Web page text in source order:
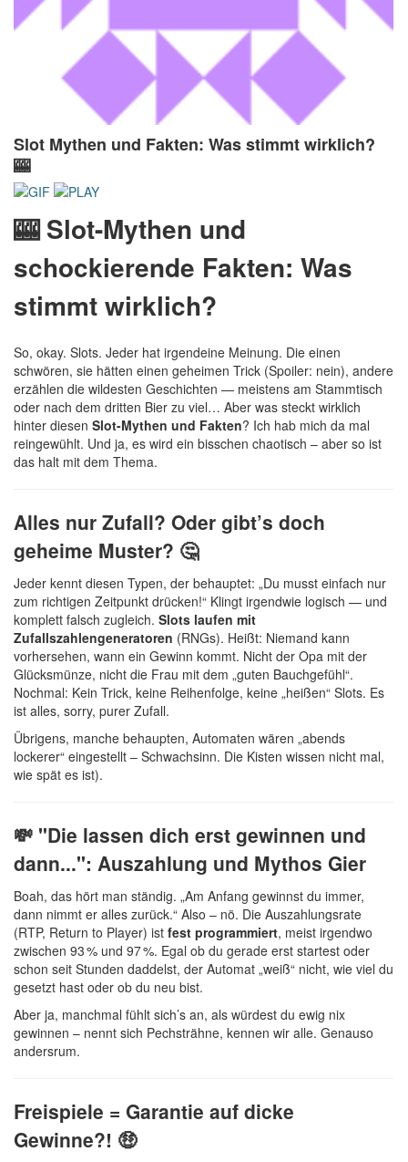
Slot Mythen und Fakten: Was stimmt wirklich?
🎰
🎰 Slot-Mythen und
schockierende Fakten: Was
stimmt wirklich?
So, okay. Slots. Jeder hat irgendeine Meinung. Die einen
schwören, sie hätten einen geheimen Trick (Spoiler: nein), andere
erzählen die wildesten Geschichten — meistens am Stammtisch
oder nach dem dritten Bier zu viel… Aber was steckt wirklich
hinter diesen Slot-Mythen und Fakten? Ich hab mich da mal
reingewühlt. Und ja, es wird ein bisschen chaotisch – aber so ist
das halt mit dem Thema.
Alles nur Zufall? Oder gibt’s doch
geheime Muster? 🤔
Jeder kennt diesen Typen, der behauptet: „Du musst einfach nur
zum richtigen Zeitpunkt drücken!“ Klingt irgendwie logisch — und
komplett falsch zugleich. Slots laufen mit
Zufallszahlengeneratoren (RNGs). Heißt: Niemand kann
vorhersehen, wann ein Gewinn kommt. Nicht der Opa mit der
Glücksmünze, nicht die Frau mit dem „guten Bauchgefühl“.
Nochmal: Kein Trick, keine Reihenfolge, keine „heißen“ Slots. Es
ist alles, sorry, purer Zufall.
Übrigens, manche behaupten, Automaten wären „abends
lockerer“ eingestellt – Schwachsinn. Die Kisten wissen nicht mal,
wie spät es ist).
💸 "Die lassen dich erst gewinnen und
dann...": Auszahlung und Mythos Gier
Boah, das hört man ständig. „Am Anfang gewinnst du immer,
dann nimmt er alles zurück.“ Also – nö. Die Auszahlungsrate
(RTP, Return to Player) ist fest programmiert, meist irgendwo
zwischen 93 % und 97 %. Egal ob du gerade erst startest oder
schon seit Stunden daddelst, der Automat „weiß“ nicht, wie viel du
gesetzt hast oder ob du neu bist.
Aber ja, manchmal fühlt sich’s an, als würdest du ewig nix
gewinnen – nennt sich Pechsträhne, kennen wir alle. Genauso
andersrum.
Freispiele = Garantie auf dicke
Gewinne?! 🤑